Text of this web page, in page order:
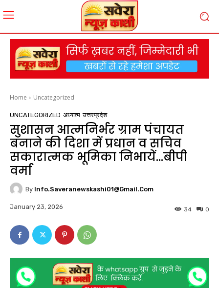
Home Uncategorized
UNCATEGORIZED अध्यात्म उत्तरप्रदेश
सुशासन आत्मनिर्भर ग्राम पंचायत
बनाने की दिशा में प्रधान व सचिव
सकारात्मक भूमिका निभायें…बीपी
वर्मा
By Info.saveranewskashi01@gmail.com
January 23, 2026 0
34